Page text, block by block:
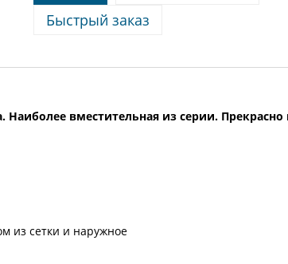
Быстрый заказ
Наиболее вместительная из серии.
из сетки и наружное